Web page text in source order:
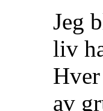
Jeg
liv
av